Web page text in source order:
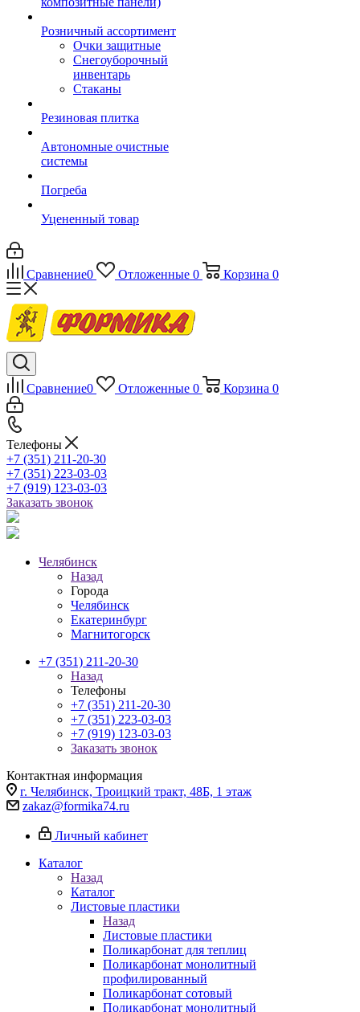
Розничный ассортимент
Очки защитные
Снегоуборочный
инвентарь
Стаканы
Резиновая плитка
Автономные очистные
системы
Погреба
Уцененный товар
Сравнение0 Отложенные 0 Корзина 0
Сравнение0 Отложенные 0 Корзина 0
Телефоны
+7 (351) 211-20-30
+7 (351) 223-03-03
+7 (919) 123-03-03
Заказать звонок
Челябинск
Назад
Города
Челябинск
Екатеринбург
Магнитогорск
+7 (351) 211-20-30
Назад
Телефоны
+7 (351) 211-20-30
+7 (351) 223-03-03
+7 (919) 123-03-03
Заказать звонок
Контактная информация
г. Челябинск, Троицкий тракт, 48Б, 1 этаж
zakaz@formika74.ru
Личный кабинет
Каталог
Назад
Каталог
Листовые пластики
Назад
Листовые пластики
Поликарбонат для теплиц
Поликарбонат монолитный
профилированный
Поликарбонат сотовый
Поликарбонат монолитный